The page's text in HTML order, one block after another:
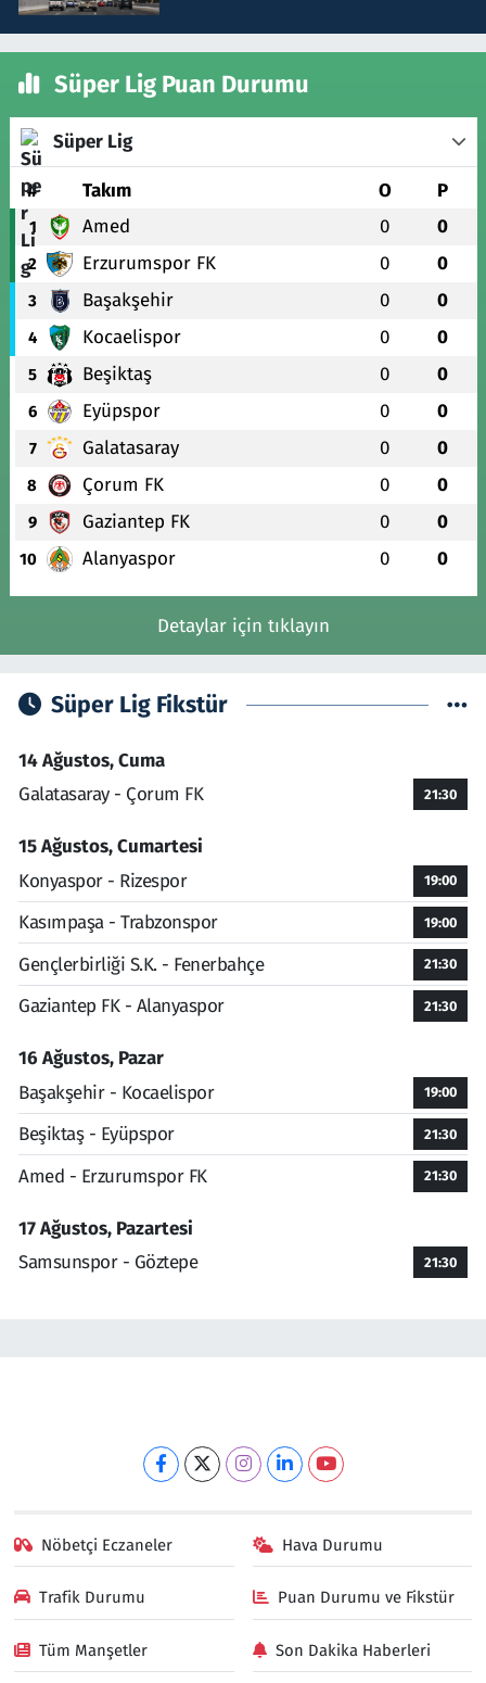
Süper Lig Puan Durumu
Süper Lig
# Takım O P
1 Amed 0 0
2 Erzurumspor FK 0 0
3 Başakşehir 0 0
4 Kocaelispor 0 0
5 Beşiktaş 0 0
6 Eyüpspor 0 0
7 Galatasaray 0 0
8 Çorum FK 0 0
9 Gaziantep FK 0 0
10 Alanyaspor 0 0
Detaylar için tıklayın
Süper Lig Fikstür
14 Ağustos, Cuma
Galatasaray - Çorum FK
21:30
15 Ağustos, Cumartesi
Konyaspor - Rizespor
19:00
Kasımpaşa - Trabzonspor 19:00
Gençlerbirliği S.K. - Fenerbahçe 21:30
Gaziantep FK - Alanyaspor 21:30
16 Ağustos, Pazar
Başakşehir - Kocaelispor
19:00
Beşiktaş - Eyüpspor 21:30
Amed - Erzurumspor FK 21:30
17 Ağustos, Pazartesi
Samsunspor - Göztepe
21:30
Nöbetçi Eczaneler Hava Durumu
Trafik Durumu Puan Durumu ve Fikstür
Tüm Manşetler Son Dakika Haberleri